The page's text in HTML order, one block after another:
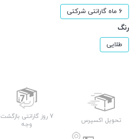
6 ماه گارانتی شرکتی
رنگ
طلایی
تحویل اکسپرس
7 روز گارانتی بازگشت
وجه